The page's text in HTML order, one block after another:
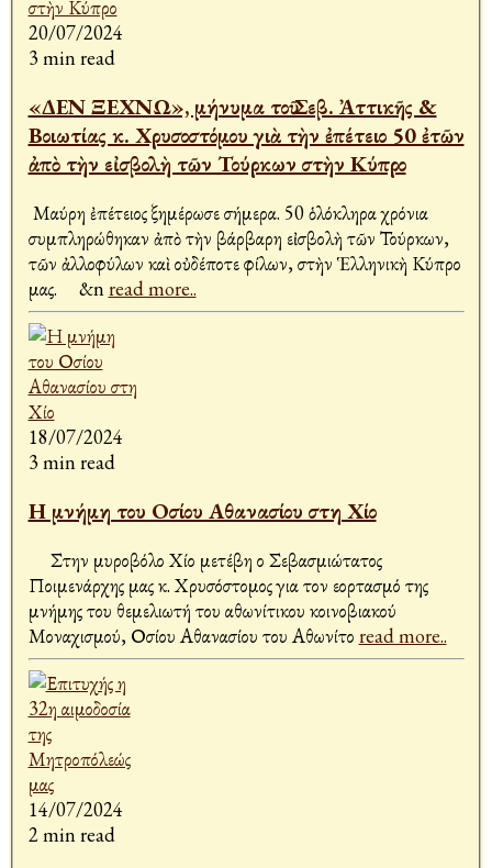
20/07/2024
3 min read
«ΔΕΝ ΞΕΧΝΩ», μήνυμα τοῦ Σεβ. Ἀττικῆς &
Βοιωτίας κ. Χρυσοστόμου γιὰ τὴν ἐπέτειο 50 ἐτῶν
ἀπὸ τὴν εἰσβολὴ τῶν Τούρκων στὴν Κύπρο
Μαύρη ἐπέτειος ξημέρωσε σήμερα. 50 ὁλόκληρα χρόνια
συμπληρώθηκαν ἀπὸ τὴν βάρβαρη εἰσβολὴ τῶν Τούρκων,
τῶν ἀλλοφύλων καὶ οὐδέποτε φίλων, στὴν Ἑλληνικὴ Κύπρο
μας. &nread more..
18/07/2024
3 min read
Η μνήμη του Οσίου Αθανασίου στη Χίο
Στην μυροβόλο Χίο μετέβη ο Σεβασμιώτατος
Ποιμενάρχης μας κ. Χρυσόστομος για τον εορτασμό της
μνήμης του θεμελιωτή του αθωνίτικου κοινοβιακού
Μοναχισμού, Οσίου Αθανασίου του Αθωνίτο read more..
14/07/2024
2 min read